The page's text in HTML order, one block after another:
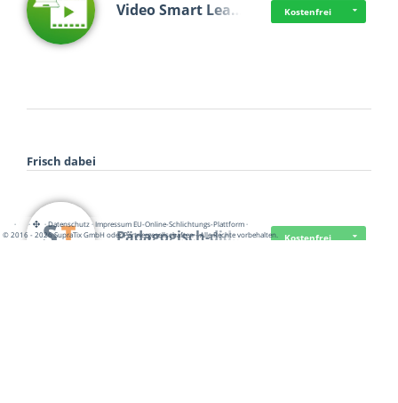
Video Smart Lea… Kostenfrei
Frisch dabei
Pädagogisch-did… Kostenfrei
· · ·Datenschutz·Impressum EU-Online-Schlichtungs-Plattform·
© 2016 - 2026 SupraTix GmbH oder Partnergesellschaften - Alle Rechte vorbehalten.